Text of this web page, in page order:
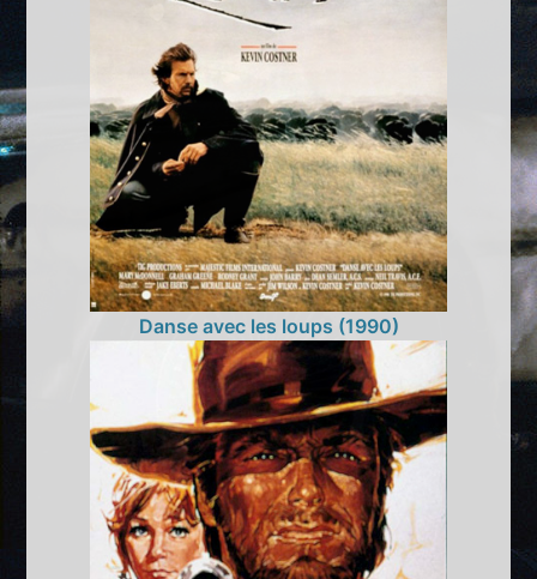
Danse avec les loups (1990)